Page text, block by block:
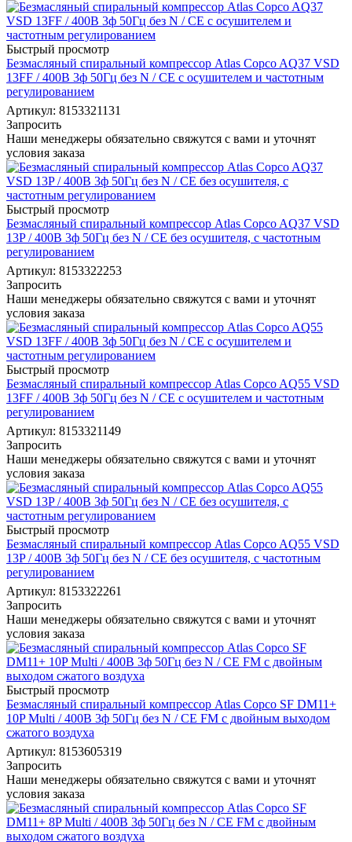
Быстрый просмотр
Безмасляный спиральный компрессор Atlas Copco AQ37 VSD
13FF / 400В 3ф 50Гц без N / СЕ с осушителем и частотным
регулированием
Артикул: 8153321131
Запросить
Наши менеджеры обязательно свяжутся с вами и уточнят
условия заказа
Быстрый просмотр
Безмасляный спиральный компрессор Atlas Copco AQ37 VSD
13P / 400В 3ф 50Гц без N / СЕ без осушителя, с частотным
регулированием
Артикул: 8153322253
Запросить
Наши менеджеры обязательно свяжутся с вами и уточнят
условия заказа
Быстрый просмотр
Безмасляный спиральный компрессор Atlas Copco AQ55 VSD
13FF / 400В 3ф 50Гц без N / СЕ с осушителем и частотным
регулированием
Артикул: 8153321149
Запросить
Наши менеджеры обязательно свяжутся с вами и уточнят
условия заказа
Быстрый просмотр
Безмасляный спиральный компрессор Atlas Copco AQ55 VSD
13P / 400В 3ф 50Гц без N / СЕ без осушителя, с частотным
регулированием
Артикул: 8153322261
Запросить
Наши менеджеры обязательно свяжутся с вами и уточнят
условия заказа
Быстрый просмотр
Безмасляный спиральный компрессор Atlas Copco SF DM11+
10P Multi / 400В 3ф 50Гц без N / CE FM с двойным выходом
сжатого воздуха
Артикул: 8153605319
Запросить
Наши менеджеры обязательно свяжутся с вами и уточнят
условия заказа